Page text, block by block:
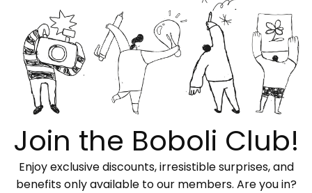
Join the Boboli Club!
Enjoy exclusive discounts, irresistible surprises, and
benefits only available to our members. Are you in?